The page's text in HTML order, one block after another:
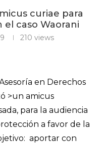
curiae para
caso Waorani
210 views
en Derechos
>un amicus
para la audiencia
a favor de la
aportar con